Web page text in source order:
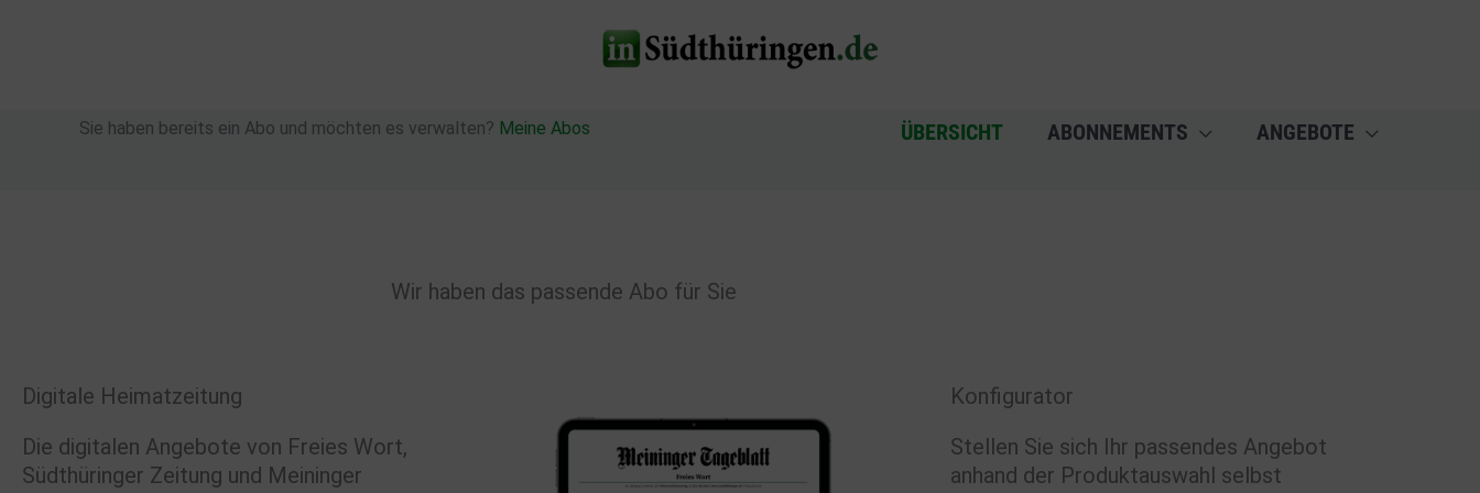
Sie haben bereits ein Abo und möchten es verwalten? Meine Abos ÜBERSICHT ABONNEMENTS ANGEBOTE
Wir haben das passende Abo für Sie
Digitale Heimatzeitung
Die digitalen Angebote von Freies Wort,
Südthüringer Zeitung und Meininger
Konfigurator
Stellen Sie sich Ihr passendes Angebot
anhand der Produktauswahl selbst